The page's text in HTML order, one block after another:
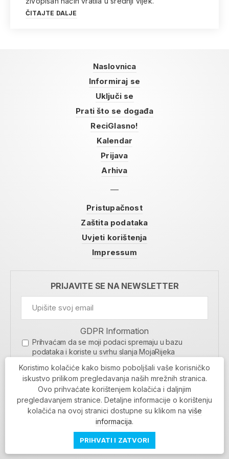
ČITAJTE DALJE
Naslovnica
Informiraj se
Uključi se
Prati što se događa
ReciGlasno!
Kalendar
Prijava
Arhiva
Pristupačnost
Zaštita podataka
Uvjeti korištenja
Impressum
PRIJAVITE SE NA NEWSLETTER
GDPR Information
Prihvaćam da se moji podaci spremaju u bazu
podataka i koriste u svrhu slanja MojaRijeka
MOJARIJEKA NEWSLETTER
PRIJAVI SE
Povratak na vrh
Koristimo kolačiće kako bismo poboljšali vaše korisničko
iskustvo prilikom pregledavanja naših mrežnih stranica.
Ovo prihvaćate korištenjem kolačića i daljnjim
pregledavanjem stranice. Detaljne informacije o korištenju
kolačića na ovoj stranici dostupne su klikom na više
informacija.
PRIHVATI I ZATVORI